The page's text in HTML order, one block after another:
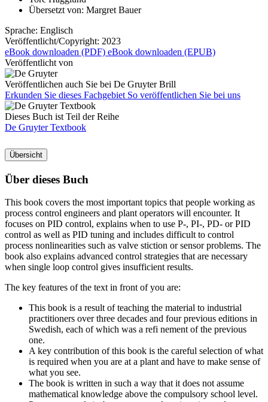
Übersetzt von: Margret Bauer
Sprache: Englisch
Veröffentlicht/Copyright: 2023
eBook downloaden (PDF) eBook downloaden (EPUB)
Veröffentlicht von
Veröffentlichen auch Sie bei De Gruyter Brill
Erkunden Sie dieses Fachgebiet So veröffentlichen Sie bei uns
Dieses Buch ist Teil der Reihe
De Gruyter Textbook
Übersicht
Über dieses Buch
This book covers the most important topics that people working as
process control engineers and plant operators will encounter. It
focuses on PID control, explains when to use P-, PI-, PD- or PID
control as well as PID tuning and includes difficult to control
process nonlinearities such as valve stiction or sensor problems. The
book also explains advanced control strategies that are necessary
when single loop control gives insufficient results.
The key features of the text in front of you are:
This book is a result of teaching the material to industrial
practitioners over three decades and four previous editions in
Swedish, each of which was a refi nement of the previous
one.
A key contribution of this book is the careful selection of what
is required when you are at a plant and have to make sense of
what you see.
The book is written in such a way that it does not assume
mathematical knowledge above the compulsory school level.